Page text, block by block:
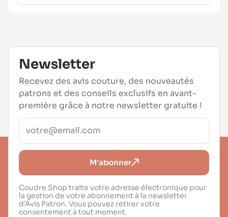
Newsletter
Recevez des avis couture, des nouveautés
patrons et des conseils exclusifs en avant-
première grâce à notre newsletter gratuite !
M'abonner
Coudre Shop traite votre adresse électronique pour
la gestion de votre abonnement à la newsletter
d’Avis Patron. Vous pouvez retirer votre
consentement à tout moment.